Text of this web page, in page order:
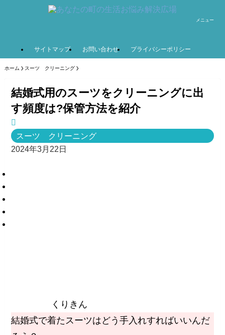
メニュー
サイトマップ お問い合わせ プライバシーポリシー
ホーム スーツ クリーニング
結婚式用のスーツをクリーニングに出
す頻度は?保管方法を紹介
スーツ クリーニング
2024年3月22日
くりきん
結婚式で着たスーツはどう手入れすればいいんだ